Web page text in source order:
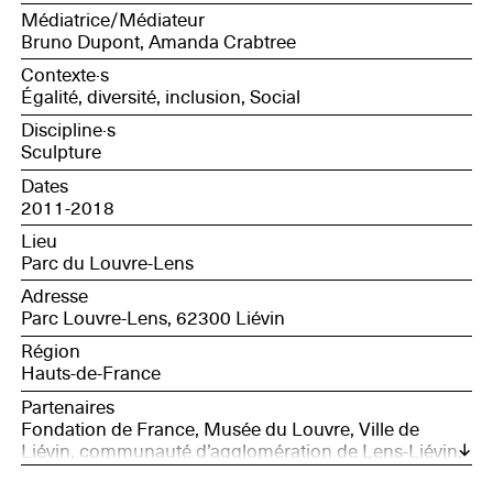
Médiatrice/Médiateur
Bruno Dupont, Amanda Crabtree
Contexte·s
Égalité, diversité, inclusion, Social
Discipline·s
Sculpture
Dates
2011-2018
Lieu
Parc du Louvre-Lens
Adresse
Parc Louvre-Lens, 62300 Liévin
Région
Hauts-de-France
Partenaires
Fondation de France, Musée du Louvre, Ville de
Liévin, communauté d’agglomération de Lens-Liévin,
département du Pas-de-Calais, région Hauts-de-